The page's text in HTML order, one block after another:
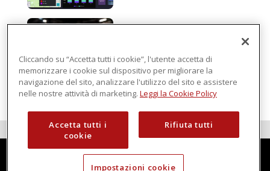
Regolamento macchine
Cliccando su “Accetta tutti i cookie”, l'utente accetta di
memorizzare i cookie sul dispositivo per migliorare la
navigazione del sito, analizzare l'utilizzo del sito e assistere
nelle nostre attività di marketing. Leggi la Cookie Policy
Accetta tutti i
cookie
Rifiuta tutti
Impostazioni cookie